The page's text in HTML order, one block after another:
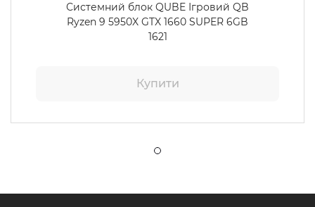
Системний блок QUBE Ігровий QB
Ryzen 9 5950X GTX 1660 SUPER 6GB
1621
Купити